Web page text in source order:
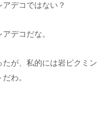
デコではない？
デコだな。
が、私的には岩ピクミン
わ。